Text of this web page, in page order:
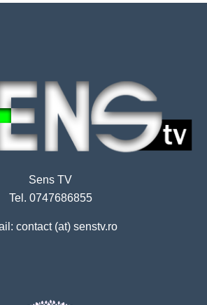
Sens TV
Tel. 0747686855
contact (at) senstv.ro